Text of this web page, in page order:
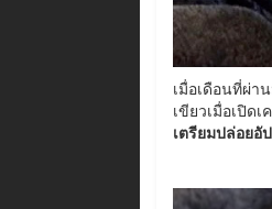
เมื่อเดือนที่ผ่า
เขียวเมื่อเปิด
เตรียมปล่อยอั